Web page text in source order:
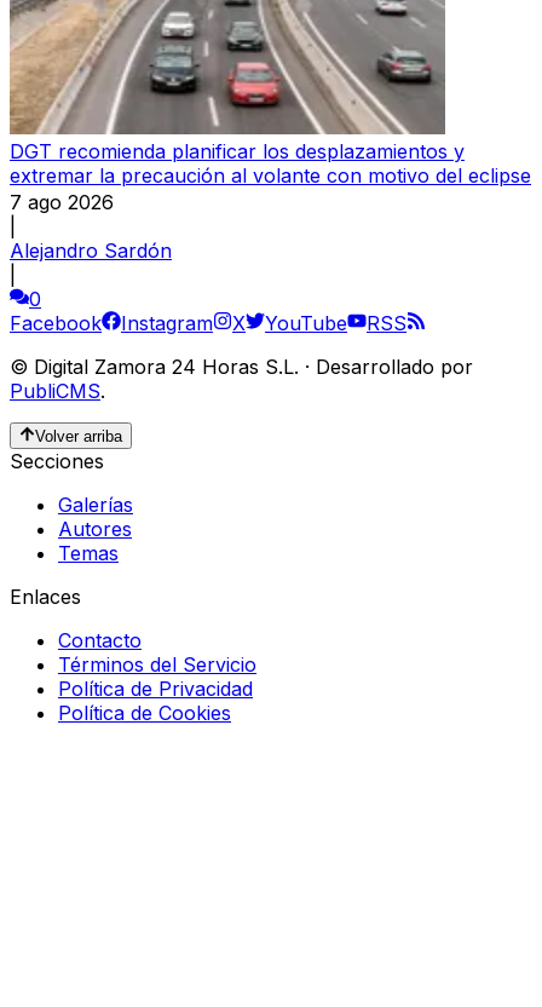
DGT recomienda planificar los desplazamientos y
extremar la precaución al volante con motivo del eclipse
7 ago 2026
Alejandro Sardón
0
Facebook
Instagram X YouTube
RSS
© Digital Zamora 24 Horas S.L. · Desarrollado por
PubliCMS.
Volver arriba
Secciones
Galerías
Autores
Temas
Enlaces
Contacto
Términos del Servicio
Política de Privacidad
Política de Cookies